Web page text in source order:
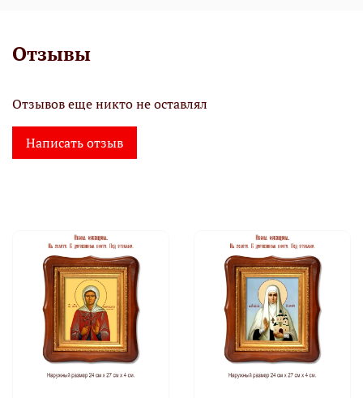
Отзывы
Отзывов еще никто не оставлял
Написать отзыв